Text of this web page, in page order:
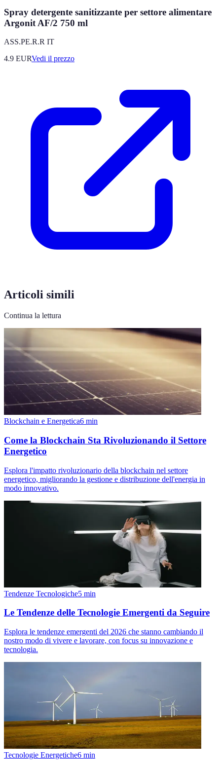
Spray detergente sanitizzante per settore alimentare
Argonit AF/2 750 ml
ASS.PE.R.R IT
4.9 EURVedi il prezzo
Articoli simili
Continua la lettura
Blockchain e Energetica6 min
Come la Blockchain Sta Rivoluzionando il Settore
Energetico
Esplora l'impatto rivoluzionario della blockchain nel settore
energetico, migliorando la gestione e distribuzione dell'energia in
modo innovativo.
Tendenze Tecnologiche5 min
Le Tendenze delle Tecnologie Emergenti da Seguire
Esplora le tendenze emergenti del 2026 che stanno cambiando il
nostro modo di vivere e lavorare, con focus su innovazione e
tecnologia.
Tecnologie Energetiche6 min